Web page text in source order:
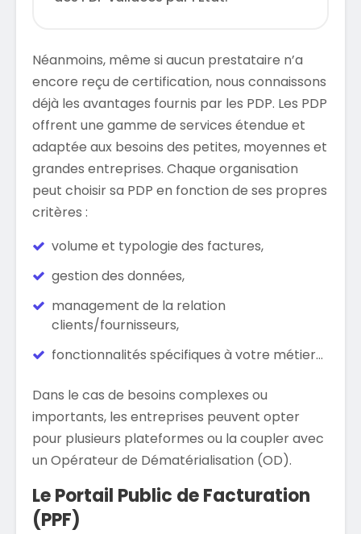
Néanmoins, même si aucun prestataire n’a
encore reçu de certification, nous connaissons
déjà les avantages fournis par les PDP. Les PDP
offrent une gamme de services étendue et
adaptée aux besoins des petites, moyennes et
grandes entreprises. Chaque organisation
peut choisir sa PDP en fonction de ses propres
critères :
volume et typologie des factures,
gestion des données,
management de la relation
clients/fournisseurs,
fonctionnalités spécifiques à votre métier…
Dans le cas de besoins complexes ou
importants, les entreprises peuvent opter
pour plusieurs plateformes ou la coupler avec
un Opérateur de Dématérialisation (OD).
Le Portail Public de Facturation
(PPF)